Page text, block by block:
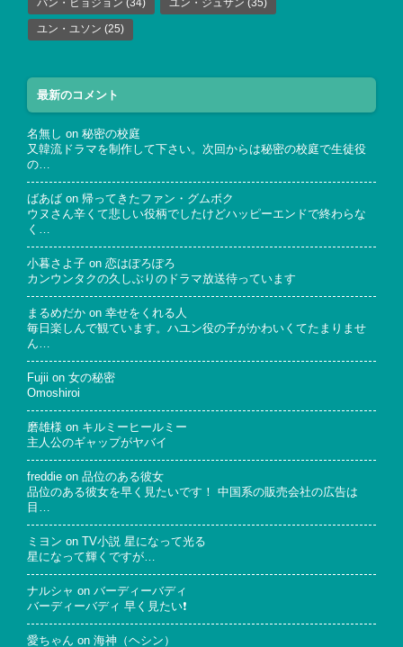
パン・ヒョジョン (34) ユン・ジュサン (35)
ユン・ユソン (25)
最新のコメント
名無し on 秘密の校庭
又韓流ドラマを制作して下さい。次回からは秘密の校庭で生徒役
の…
ばあば on 帰ってきたファン・グムボク
ウヌさん辛くて悲しい役柄でしたけどハッピーエンドで終わらな
く…
小暮さよ子 on 恋はぽろぽろ
カンウンタクの久しぶりのドラマ放送待っています
まるめだか on 幸せをくれる人
毎日楽しんで観ています。ハユン役の子がかわいくてたまりませ
ん…
Fujii on 女の秘密
Omoshiroi
磨雄様 on キルミーヒールミー
主人公のギャップがヤバイ
freddie on 品位のある彼女
品位のある彼女を早く見たいです！ 中国系の販売会社の広告は
目…
ミヨン on
TV小説 星になって光る
星になって輝くですが…
ナルシャ on バーディーバディ
バーディーバディ 早く見たい❗
愛ちゃん on 海神（ヘシン）